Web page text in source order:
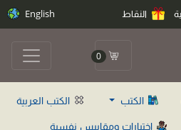
النقاط
English
0
الكتب
الكتب العربية
اختبارات ومقاييس نفسية